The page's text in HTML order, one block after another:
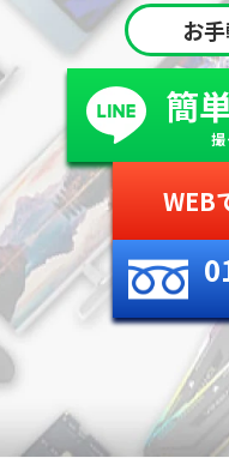
お
簡
撮
WEB